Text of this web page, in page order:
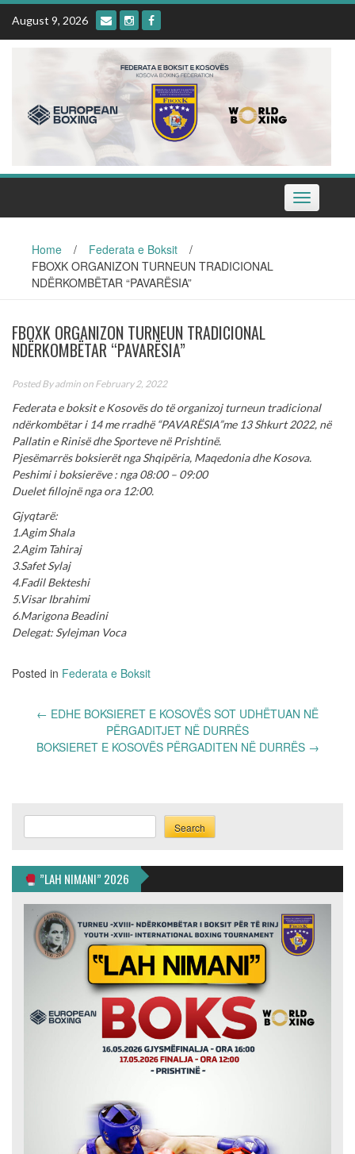
Skip
content
August 9, 2026
Toggle
navigation
Home / Federata e Boksit
/
FBOXK ORGANIZON TURNEUN TRADICIONAL
NDËRKOMBËTAR “PAVARËSIA”
FBOXK ORGANIZON TURNEUN TRADICIONAL
NDËRKOMBËTAR “PAVARËSIA”
Posted Byadmin on February 2, 2022
Federata e boksit e Kosovës do të organizoj turneun tradicional
ndërkombëtar i 14 me rradhë “PAVARËSIA”me 13 Shkurt 2022, në
Pallatin e Rinisë dhe Sporteve në Prishtinë.
Pjesëmarrës boksierët nga Shqipëria, Maqedonia dhe Kosova.
Peshimi i boksierëve : nga 08:00 – 09:00
Duelet fillojnë nga ora 12:00.
Gjyqtarë:
1.Agim Shala
2.Agim Tahiraj
3.Safet Sylaj
4.Fadil Bekteshi
5.Visar Ibrahimi
6.Marigona Beadini
Delegat: Sylejman Voca
Posted in Federata e Boksit
Post← EDHE BOKSIERET E KOSOVËS SOT UDHËTUAN NË
PËRGADITJET NË DURRËS
BOKSIERET E KOSOVËS PËRGADITEN NË DURRËS →
Search
”LAH NIMANI” 2026